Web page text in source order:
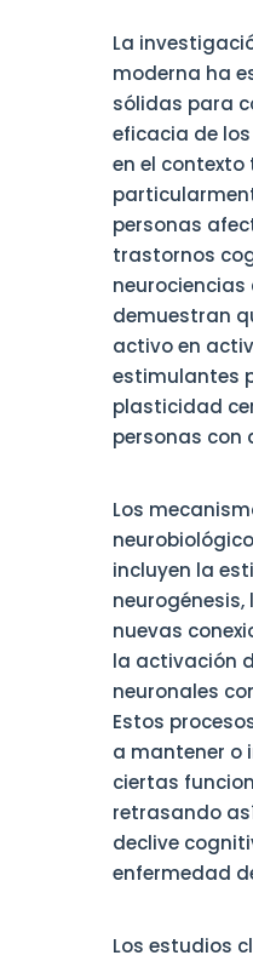
La
moderna ha
sólidas para
eficacia de
en el contexto
personas
trastornos
demuestran
activo en
estimulantes
plasticidad
personas con
Los
incluyen la
nuevas
la activación
neuronales
Estos
a mantener o
ciertas
retrasando
declive
enfermedad
Los estudios